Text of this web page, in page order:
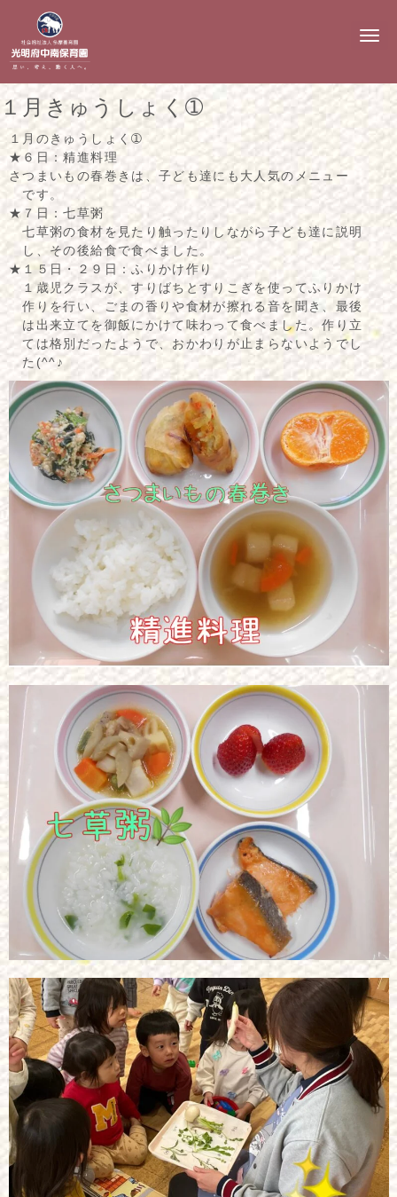
N
g
a
１月きゅうしょく➀
１月のきゅうしょく➀
★６日：精進料理
さつまいもの春巻きは、子ども達にも大人気のメニュー
です。
★７日：七草粥
七草粥の食材を見たり触ったりしながら子ども達に説明
し、その後給食で食べました。
★１５日・２９日：ふりかけ作り
１歳児クラスが、すりばちとすりこぎを使ってふりかけ
作りを行い、ごまの香りや食材が擦れる音を聞き、最後
は出来立てを御飯にかけて味わって食べました。作り立
ては格別だったようで、おかわりが止まらないようでし
た(^^♪